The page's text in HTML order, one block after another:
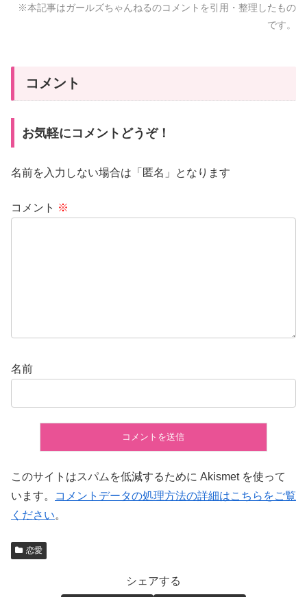
※本記事はガールズちゃんねるのコメントを引用・整理したもの
です。
コメント
お気軽にコメントどうぞ！
名前を入力しない場合は「匿名」となります
コメント ※
名前
このサイトはスパムを低減するために Akismet を使って
います。
コメントデータの処理方法の詳細はこちらをご覧
ください。
恋愛
シェアする